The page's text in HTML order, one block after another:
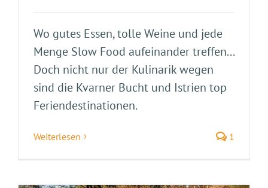
Wo gutes Essen, tolle Weine und jede
Menge Slow Food aufeinander treffen...
Doch nicht nur der Kulinarik wegen
sind die Kvarner Bucht und Istrien top
Feriendestinationen.
Weiterlesen 1